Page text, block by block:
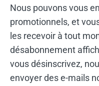
Nous pouvons vous
promotionnels, et
les recevoir à tout
désabonnement
vous désinscrivez,
envoyer des e-mails